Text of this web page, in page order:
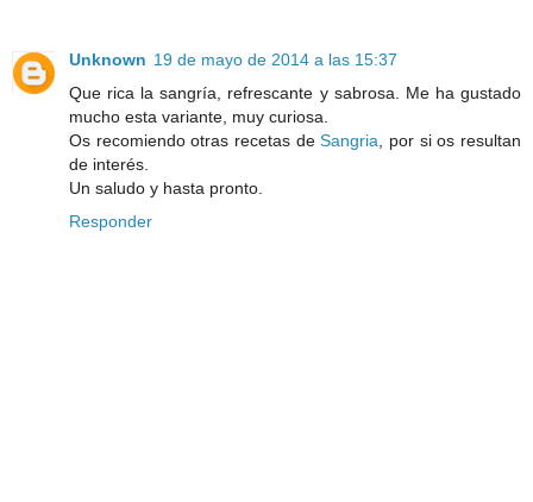
Unknown 19 de mayo de 2014 a las 15:37
Que rica la sangría, refrescante y sabrosa. Me ha gustado
mucho esta variante, muy curiosa.
Os recomiendo otras recetas deSangria, por si os resultan
de interés.
Un saludo y hasta pronto.
Responder